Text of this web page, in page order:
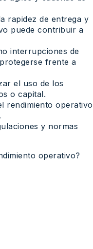
rapidez de entrega y
puede contribuir a
interrupciones de
frente a
el uso de los
o capital.
rendimiento operativo
y normas
operativo?